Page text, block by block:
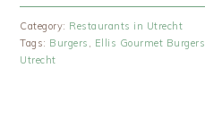
Category: Restaurants in Utrecht
Tags: Burgers , Ellis Gourmet Burgers
Utrecht